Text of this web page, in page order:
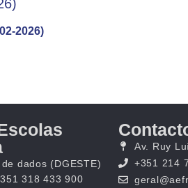
2026)
dados (DGESTE)
318 433 900
Av. Ruy
+351 214